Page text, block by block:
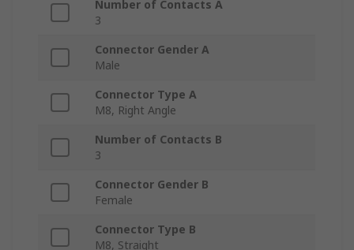
Number of Contacts A
3
Connector Gender A
Male
Connector Type A
M8, Right Angle
Number of Contacts B
3
Connector Gender B
Female
Connector Type B
M8, Straight